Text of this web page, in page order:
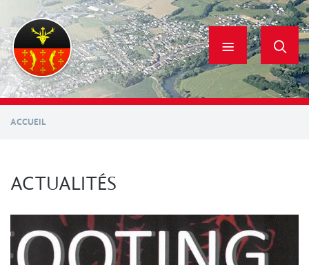
contenu
principal
ACCUEIL
ACTUALITÉS